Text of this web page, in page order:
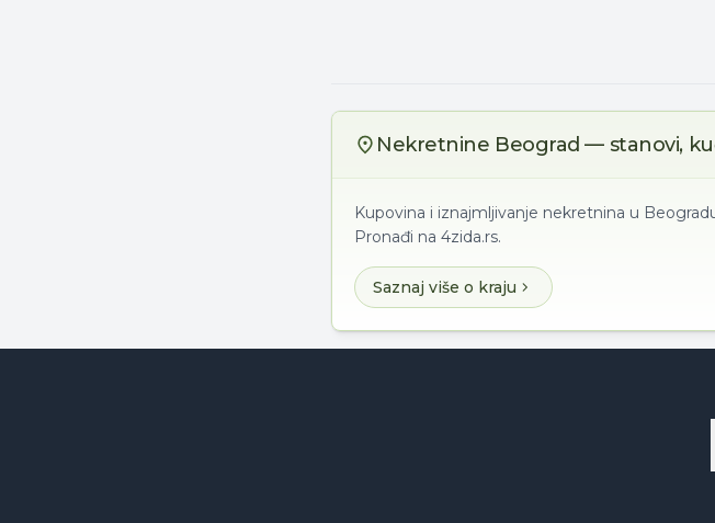
Nekretnine Beograd — stanovi,
Kupovina i iznajmljivanje nekretnina u
Pronađi na 4zida.rs.
Saznaj više o kraju